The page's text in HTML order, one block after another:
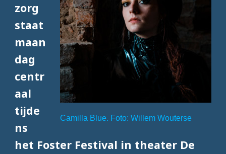
Camilla Blue. Foto: Willem Wouterse
zorg
staat
maan
dag
centr
aal
tijde
ns
het Foster Festival in theater De